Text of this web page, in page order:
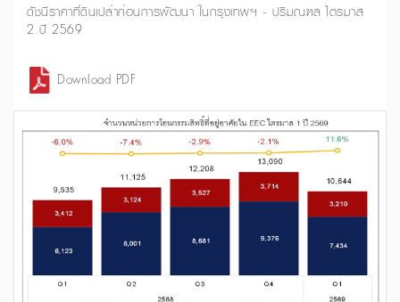
ดัชนีราคาที่ดินเปล่าก่อนการพัฒนา ในกรุงเทพฯ - ปริมณฑล ไตรมาส
2 ปี 2569
Download PDF